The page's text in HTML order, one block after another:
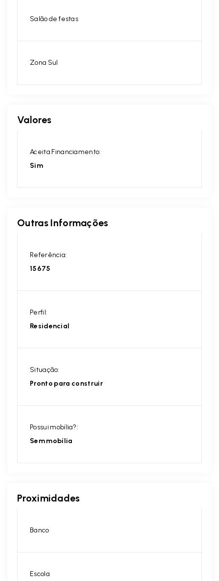
Salão de festas
Zona Sul
Valores
Aceita Financiamento:
Sim
Outras Informações
Referência:
15675
Perfil:
Residencial
Situação:
Pronto para construir
Possui mobília?:
Sem mobília
Proximidades
Banco
Escola